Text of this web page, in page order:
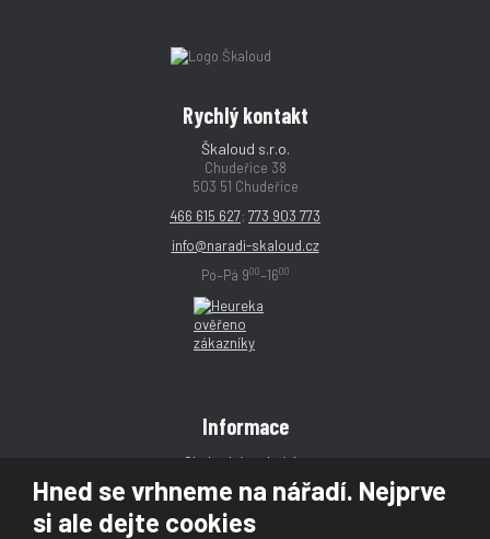
Hned se vrhneme na nářadí. Nejprve
si ale dejte cookies
Rychlý kontakt
Škaloud s.r.o.
Chudeřice 38
503 51 Chudeřice
466 615 627; 773 903 773
info@naradi-skaloud.cz
Po–Pá 900–1600
Informace
Obchodní podmínky
Reklamace
Magazín